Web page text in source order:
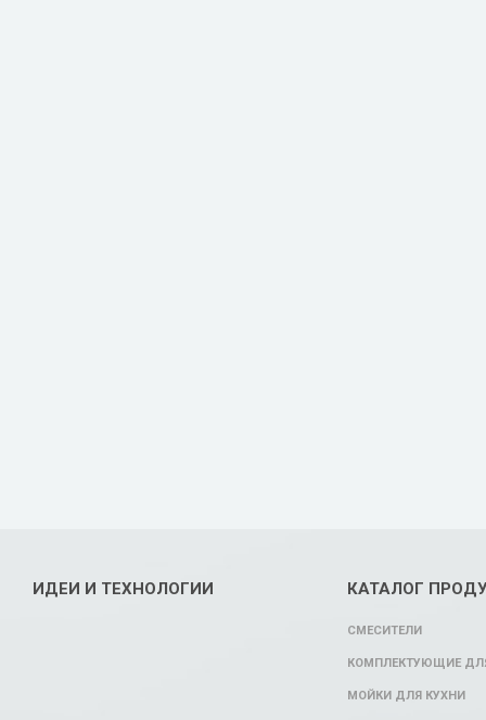
ИДЕИ И ТЕХНОЛОГИИ КАТАЛОГ
СМЕСИТЕЛИ
КОМПЛЕКТУЮЩИЕ
МОЙКИ ДЛЯ КУХНИ